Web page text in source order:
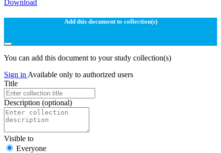
Download
Add this document to collection(s)
You can add this document to your study collection(s)
Sign in Available only to authorized users
Title
Description (optional)
Visible to
Everyone